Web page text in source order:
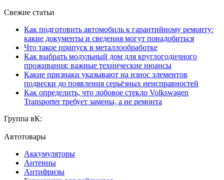
Свежие статьи
Как подготовить автомобиль к гарантийному ремонту:
какие документы и сведения могут понадобиться
Что такое припуск в металлообработке
Как выбрать модульный дом для круглогодичного
проживания: важные технические нюансы
Какие признаки указывают на износ элементов
подвески до появления серьёзных неисправностей
Как определить, что лобовое стекло Volkswagen
Transporter требует замены, а не ремонта
Группа вК:
Автотовары
Аккумуляторы
Антенны
Антифризы